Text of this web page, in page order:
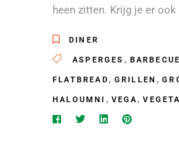
heen zitten. Krijg je er ook
DINER
ASPERGES , BARBECUE
FLATBREAD , GRILLEN ,
HALOUMNI , VEGA,